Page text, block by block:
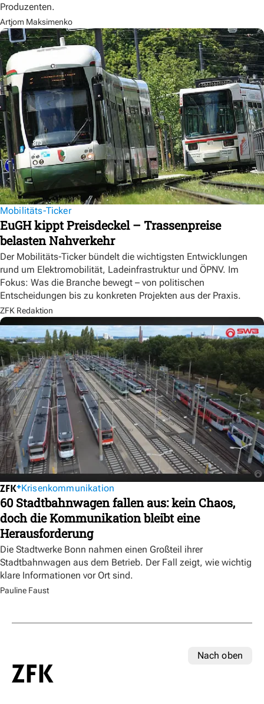
Produzenten.
Artjom Maksimenko
Mobilitäts-Ticker
EuGH kippt Preisdeckel – Trassenpreise
belasten Nahverkehr
Der Mobilitäts-Ticker bündelt die wichtigsten Entwicklungen
rund um Elektromobilität, Ladeinfrastruktur und ÖPNV. Im
Fokus: Was die Branche bewegt – von politischen
Entscheidungen bis zu konkreten Projekten aus der Praxis.
ZFK Redaktion
Krisenkommunikation
60 Stadtbahnwagen fallen aus: kein Chaos,
doch die Kommunikation bleibt eine
Herausforderung
Die Stadtwerke Bonn nahmen einen Großteil ihrer
Stadtbahnwagen aus dem Betrieb. Der Fall zeigt, wie wichtig
klare Informationen vor Ort sind.
Pauline Faust
Nach oben